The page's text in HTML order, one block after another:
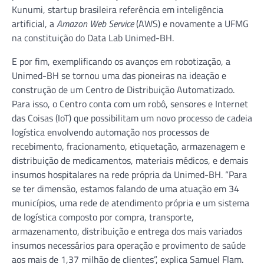
Kunumi, startup brasileira referência em inteligência
artificial, aAmazon Web Service(AWS) e novamente a UFMG
na constituição do Data Lab Unimed-BH.
E por fim, exemplificando os avanços em robotização, a
Unimed-BH se tornou uma das pioneiras na ideação e
construção de um Centro de Distribuição Automatizado.
Para isso, o Centro conta com um robô, sensores e Internet
das Coisas (IoT) que possibilitam um novo processo de cadeia
logística envolvendo automação nos processos de
recebimento, fracionamento, etiquetação, armazenagem e
distribuição de medicamentos, materiais médicos, e demais
insumos hospitalares na rede própria da Unimed-BH. “Para
se ter dimensão, estamos falando de uma atuação em 34
municípios, uma rede de atendimento própria e um sistema
de logística composto por compra, transporte,
armazenamento, distribuição e entrega dos mais variados
insumos necessários para operação e provimento de saúde
aos mais de 1,37 milhão de clientes”, explica Samuel Flam.